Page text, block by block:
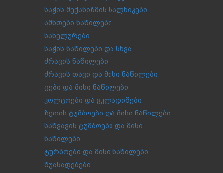
საჭის მექანიზმის სალნიკები
ამნთები ნაწილები
სახელურები
საჭის ნაწილები და სხვა
ძრავის ნაწილები
ძრავის თავი და მისი ნაწილები
ცეპი და მისი ნაწილები
კოლცოები და ვკლადიშები
ზეთის ტუმბოები და მისი ნაწილები
საწვავის ტუმბოები და მისი
ნაწილები
ტურბოები და მისი ნაწილები
შუასადებები